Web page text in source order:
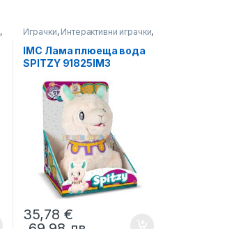
,
Играчки, Интерактивни играчки,
Момичета
Момчета
IMC Лама плюеща вода
SPITZY 91825IM3
35,78 €